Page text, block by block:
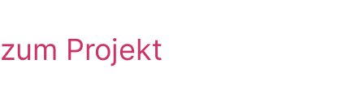
zum Projekt